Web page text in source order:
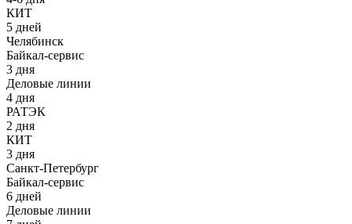
КИТ
5 дней
Челябинск
Байкал-сервис
3 дня
Деловые линии
4 дня
РАТЭК
2 дня
КИТ
3 дня
Санкт-Петербург
Байкал-сервис
6 дней
Деловые линии